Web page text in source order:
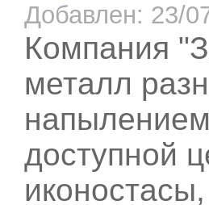
Добавлен: 23/
Компания
металл
доступной